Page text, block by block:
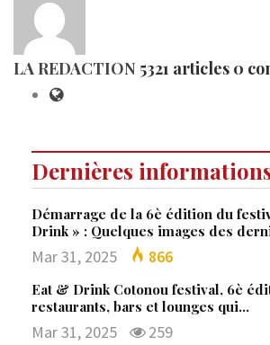
LA REDACTION 5321 articles 0
Dernières
Démarrage de la 6è édition du
Drink » : Quelques images des
Mar 31, 2025 866
Eat & Drink Cotonou festival, 6è
restaurants, bars et lounges qui…
Mar 31, 2025 259